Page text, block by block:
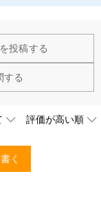
投稿する
する
く